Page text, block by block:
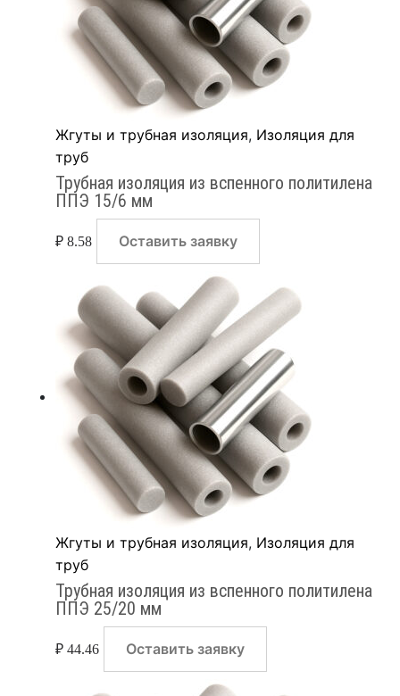
Жгуты и трубная изоляция, Изоляция для
труб
Трубная изоляция из вспенного политилена
ППЭ 15/6 мм
₽ 8.58 Оставить заявку
Жгуты и трубная изоляция, Изоляция для
труб
Трубная изоляция из вспенного политилена
ППЭ 25/20 мм
₽ 44.46 Оставить заявку